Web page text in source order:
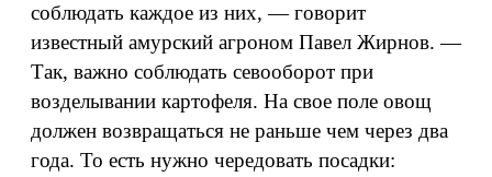
соблюдать каждое из них, — говорит
известный амурский агроном Павел Жирнов. —
Так, важно соблюдать севооборот при
возделывании картофеля. На свое поле овощ
должен возвращаться не раньше чем через два
года. То есть нужно чередовать посадки: